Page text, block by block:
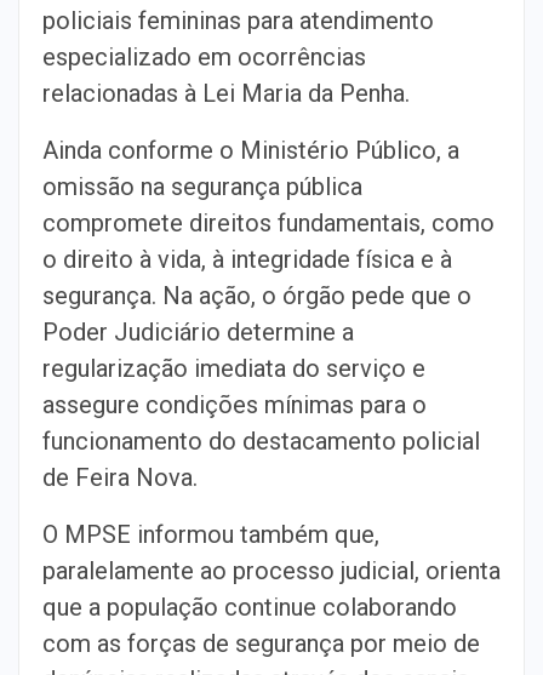
policiais femininas para atendimento
especializado em ocorrências
relacionadas à Lei Maria da Penha.
Ainda conforme o Ministério Público, a
omissão na segurança pública
compromete direitos fundamentais, como
o direito à vida, à integridade física e à
segurança. Na ação, o órgão pede que o
Poder Judiciário determine a
regularização imediata do serviço e
assegure condições mínimas para o
funcionamento do destacamento policial
de Feira Nova.
O MPSE informou também que,
paralelamente ao processo judicial, orienta
que a população continue colaborando
com as forças de segurança por meio de